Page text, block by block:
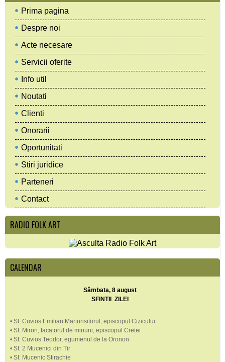
Prima pagina
Despre noi
Acte necesare
Servicii oferite
Info util
Noutati
Clienti
Onorarii
Oportunitati
Stiri juridice
Parteneri
Contact
RADIO FOLK ART
CALENDAR
Sâmbata, 8 august
SFINTII ZILEI
• Sf. Cuvios Emilian Marturisitorul, episcopul Cizicului
• Sf. Miron, facatorul de minuni, episcopul Cretei
• Sf. Cuvios Teodor, egumenul de la Oronon
• Sf. 2 Mucenici din Tir
• Sf. Mucenic Stirachie